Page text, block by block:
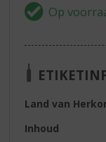
Land van
Inhoud